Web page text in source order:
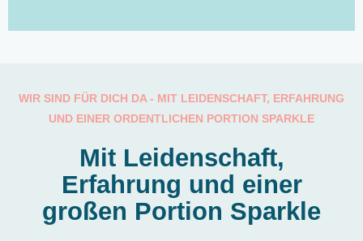
t
o
n
WIR SIND FÜR DICH DA - MIT LEIDENSCHAFT, ERFAHRUNG
UND EINER ORDENTLICHEN PORTION SPARKLE
Mit Leidenschaft,
Erfahrung und einer
großen Portion Sparkle